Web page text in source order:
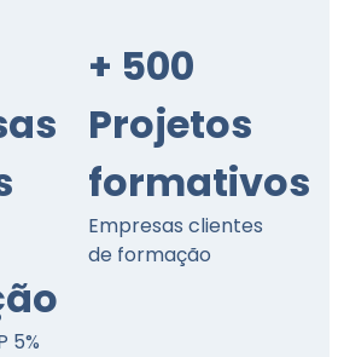
5%
+ 500
Projetos
formativos
Empresas clientes
de formação